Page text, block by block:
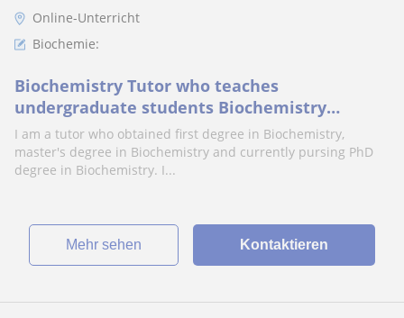
Online-Unterricht
Biochemie:
Biochemistry Tutor who teaches
undergraduate students Biochemistry
courses such as Structure and Chemistry of
biomolecules, etc.,
I am a tutor who obtained first degree in Biochemistry,
master's degree in Biochemistry and currently pursing PhD
degree in Biochemistry. I...
Mehr sehen Kontaktieren